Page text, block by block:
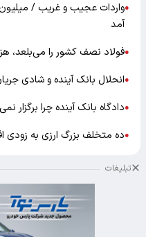
●واردات عجیب و غریب /
آمد
●فولاد نصف کشور را می‌بلعد،
●انحلال بانک آینده و شادی
●دادگاه بانک آینده چرا برگزار
●ده متخلف بزرگ ارزی به زودی
تبلیغات